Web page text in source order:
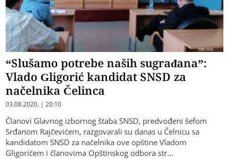
“Slušamo potrebe naših sugrađana”:
Vlado Gligorić kandidat SNSD za
načelnika Čelinca
03.08.2020. | 20:10
Članovi Glavnog izbornog štaba SNSD, predvođeni šefom
Srđanom Rajčevićem, razgovarali su danas u Čelnicu sa
kandidatom SNSD za načelnika ove opštine Vladom
Gligorićem i članovima Opštinskog odbora str…